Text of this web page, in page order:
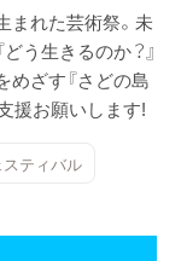
まれた芸術祭。未
う生きるのか？』
めざす『さどの島
援お願いします!
ティバル